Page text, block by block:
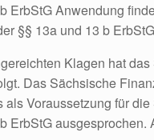
ErbStG Anwendung
§§ 13a und 13 b
Klagen hat
Das Sächsische
Voraussetzung für
ErbStG